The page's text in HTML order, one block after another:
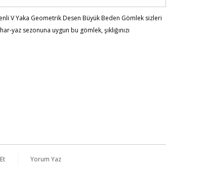
V Yaka Geometrik Desen Büyük Beden Gömlek sizleri
yaz sezonuna uygun bu gömlek, şıklığınızı
Yorum Yaz